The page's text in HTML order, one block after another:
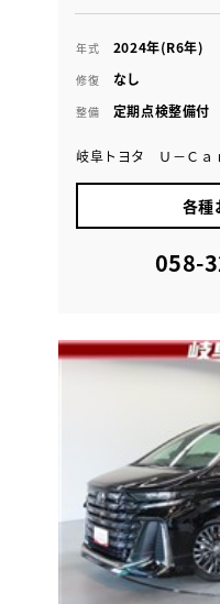
年式 2024年(R6年)
修復 なし
整備 定期点検整備付
岐阜トヨタ Ｕ－Ｃａ
各種
058-